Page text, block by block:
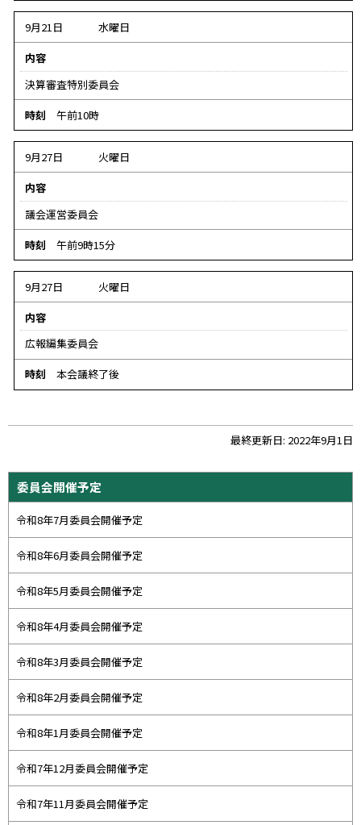
9月21日
水曜日
内容
決算審査特別委員会
時刻
午前10時
9月27日
火曜日
内容
議会運営委員会
時刻
午前9時15分
9月27日
火曜日
内容
広報編集委員会
時刻
本会議終了後
プ
に
戻
最終更新日: 2022年9月1日
サ
イ
ド
メ
ニ
ュ
ー
委員会開催予定
令和8年7月委員会開催予定
令和8年6月委員会開催予定
令和8年5月委員会開催予定
令和8年4月委員会開催予定
令和8年3月委員会開催予定
令和8年2月委員会開催予定
令和8年1月委員会開催予定
令和7年12月委員会開催予定
令和7年11月委員会開催予定